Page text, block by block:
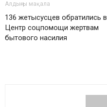
Алдыңғы мақала
136 жетысусцев обратились в
Центр соцпомощи жертвам
бытового насилия